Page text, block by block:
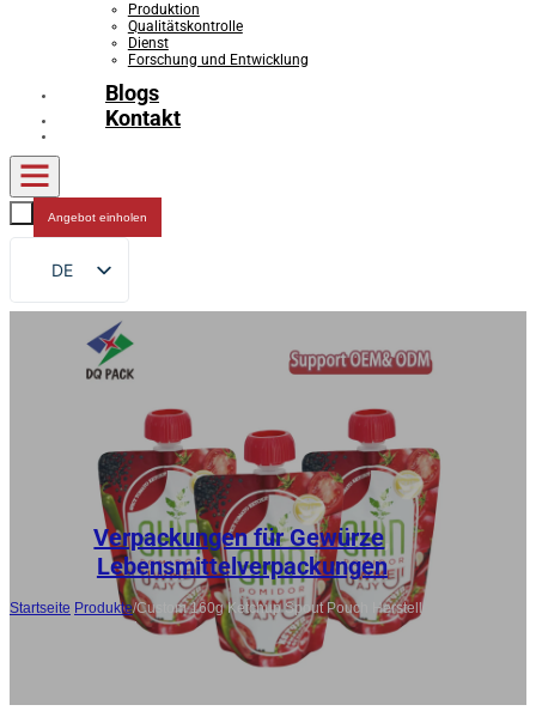
Produktion
Qualitätskontrolle
Dienst
Forschung und Entwicklung
Blogs
Kontakt
Angebot einholen
DE
EN
Verpackungen für Gewürze,
Lebensmittelverpackungen
Startseite Produkte/Custom 160g Ketchup Spout Pouch Hersteller, OEM
& ODM Verpackung